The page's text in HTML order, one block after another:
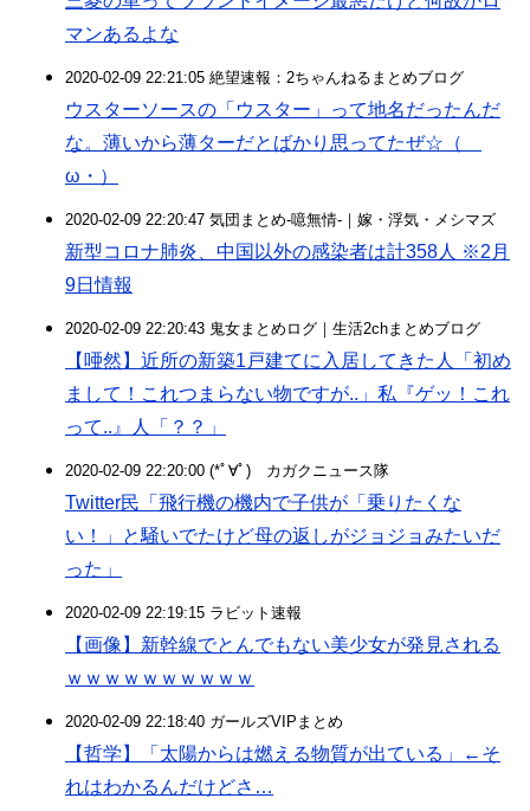
マンあるよな
2020-02-09 22:21:05 絶望速報：2ちゃんねるまとめブログ
ウスターソースの「ウスター」って地名だったんだ
な。薄いから薄ターだとばかり思ってたぜ☆（ゝ
ω・）
2020-02-09 22:20:47 気団まとめ-噫無情-｜嫁・浮気・メシマズ
新型コロナ肺炎、中国以外の感染者は計358人 ※2月
9日情報
2020-02-09 22:20:43 鬼女まとめログ｜生活2chまとめブログ
【唖然】近所の新築1戸建てに入居してきた人「初め
まして！これつまらない物ですが..」私『ゲッ！これ
って..』人「？？」
2020-02-09 22:20:00 (*ﾟ∀ﾟ)ゞカガクニュース隊
Twitter民「飛行機の機内で子供が「乗りたくな
い！」と騒いでたけど母の返しがジョジョみたいだ
った」
2020-02-09 22:19:15 ラビット速報
【画像】新幹線でとんでもない美少女が発見される
ｗｗｗｗｗｗｗｗｗｗ
2020-02-09 22:18:40 ガールズVIPまとめ
【哲学】「太陽からは燃える物質が出ている」←そ
れはわかるんだけどさ…